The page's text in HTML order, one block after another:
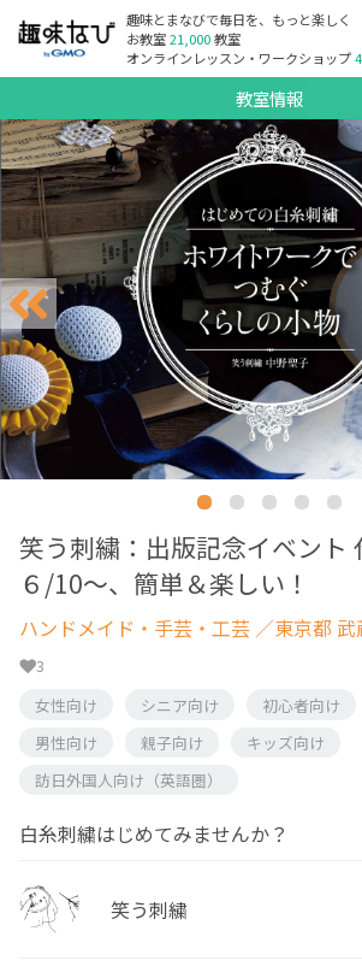
趣味とまなびで毎日を、もっと楽しく
お教室21,000教室
オンラインレッスン・ワークショップ
教室情報
笑う刺繍：出版記念イベント
６/10〜、簡単＆楽しい！
ハンドメイド・手芸・工芸 ／東京都
3
女性向け
シニア向け 初心者向け
男性向け
親子向け
キッズ向け
訪日外国人向け（英語圏）
白糸刺繍はじめてみませんか？
笑う刺繍